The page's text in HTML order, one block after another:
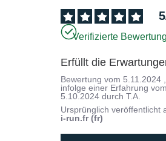
5
Verifizierte
Erfüllt die
Bewertung vom 5.11.2024 ,
infolge einer Erfahrung
5.10.2024 durchT.A.
Ursprünglich veröffentlicht
i-run.fr (fr)